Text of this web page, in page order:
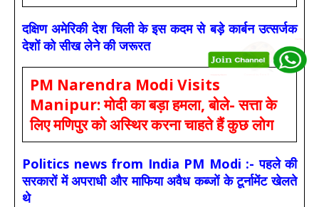
दक्षिण अमेरिकी देश चिली के इस कदम से बड़े कार्बन उत्सर्जक
देशों को सीख लेने की जरूरत
PM Narendra Modi Visits
Manipur: मोदी का बड़ा हमला, बोले- सत्ता के
लिए मणिपुर को अस्थिर करना चाहते हैं कुछ लोग
Politics news from India PM Modi :- पहले की
सरकारों में अपराधी और माफिया अवैध कब्जों के टूर्नामेंट खेलते
थे